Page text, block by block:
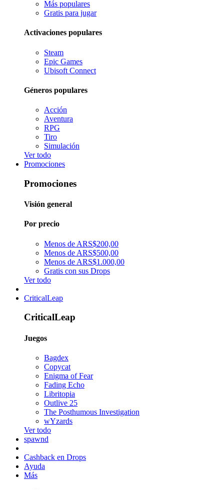
Más populares
Gratis para jugar
Activaciones populares
Steam
Epic Games
Ubisoft Connect
Géneros populares
Acción
Aventura
RPG
Tiro
Simulación
Ver todo
Promociones
Promociones
Visión general
Por precio
Menos de ARS$200,00
Menos de ARS$500,00
Menos de ARS$1.000,00
Gratis con sus Drops
Ver todo
CriticalLeap
CriticalLeap
Juegos
Bagdex
Copycat
Enigma of Fear
Fading Echo
Libritopia
Outlive 25
The Posthumous Investigation
wYzards
Ver todo
spawnd
Cashback en Drops
Ayuda
Más